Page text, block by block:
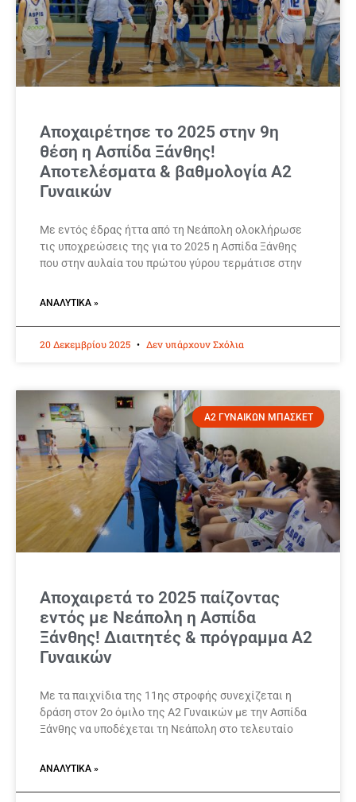
Αποχαιρέτησε το 2025 στην 9η
θέση η Ασπίδα Ξάνθης!
Αποτελέσματα & βαθμολογία Α2
Γυναικών
Με εντός έδρας ήττα από τη Νεάπολη ολοκλήρωσε
τις υποχρεώσεις της για το 2025 η Ασπίδα Ξάνθης
που στην αυλαία του πρώτου γύρου τερμάτισε στην
ΑΝΑΛΥΤΙΚΆ »
20 Δεκεμβρίου 2025 Δεν υπάρχουν Σχόλια
Α2 ΓΥΝΑΙΚΩΝ ΜΠΑΣΚΕΤ
Αποχαιρετά το 2025 παίζοντας
εντός με Νεάπολη η Ασπίδα
Ξάνθης! Διαιτητές & πρόγραμμα Α2
Γυναικών
Με τα παιχνίδια της 11ης στροφής συνεχίζεται η
δράση στον 2ο όμιλο της Α2 Γυναικών με την Ασπίδα
Ξάνθης να υποδέχεται τη Νεάπολη στο τελευταίο
ΑΝΑΛΥΤΙΚΆ »